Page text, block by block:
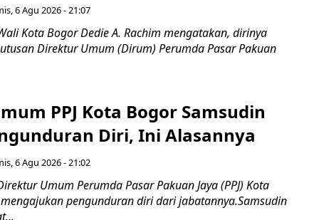
6 Agu 2026 - 21:07
Wali Kota Bogor Dedie A. Rachim mengatakan, dirinya
Direktur Umum (Dirum) Perumda Pasar Pakuan
PPJ Kota Bogor Samsudin
Diri, Ini Alasannya
6 Agu 2026 - 21:02
Direktur Umum Perumda Pasar Pakuan Jaya (PPJ) Kota
pengunduran diri dari jabatannya.Samsudin